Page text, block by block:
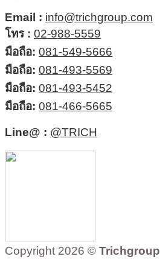
Email : info@trichgroup.com
โทร : 02-988-5559
มือถือ: 081-549-5666
มือถือ: 081-493-5569
มือถือ: 081-493-5452
มือถือ: 081-466-5665
Line@ : @TRICH
Copyright 2026 © Trichgroup